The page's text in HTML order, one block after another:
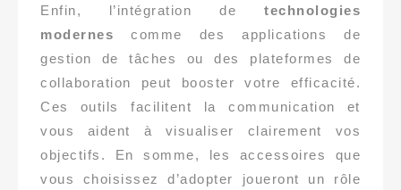
Enfin, l’intégration de technologies
modernes comme des applications de
gestion de tâches ou des plateformes de
collaboration peut booster votre efficacité.
Ces outils facilitent la communication et
vous aident à visualiser clairement vos
objectifs. En somme, les accessoires que
vous choisissez d’adopter joueront un rôle